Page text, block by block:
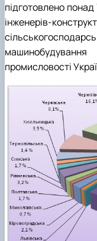
підготовлено
інженерів-
промисловості